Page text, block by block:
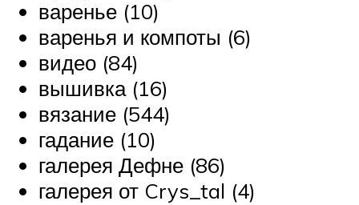
варенье (10)
варенья и компоты (6)
видео (84)
вышивка (16)
вязание (544)
гадание (10)
галерея Дефне (86)
галерея от Crys_tal (4)